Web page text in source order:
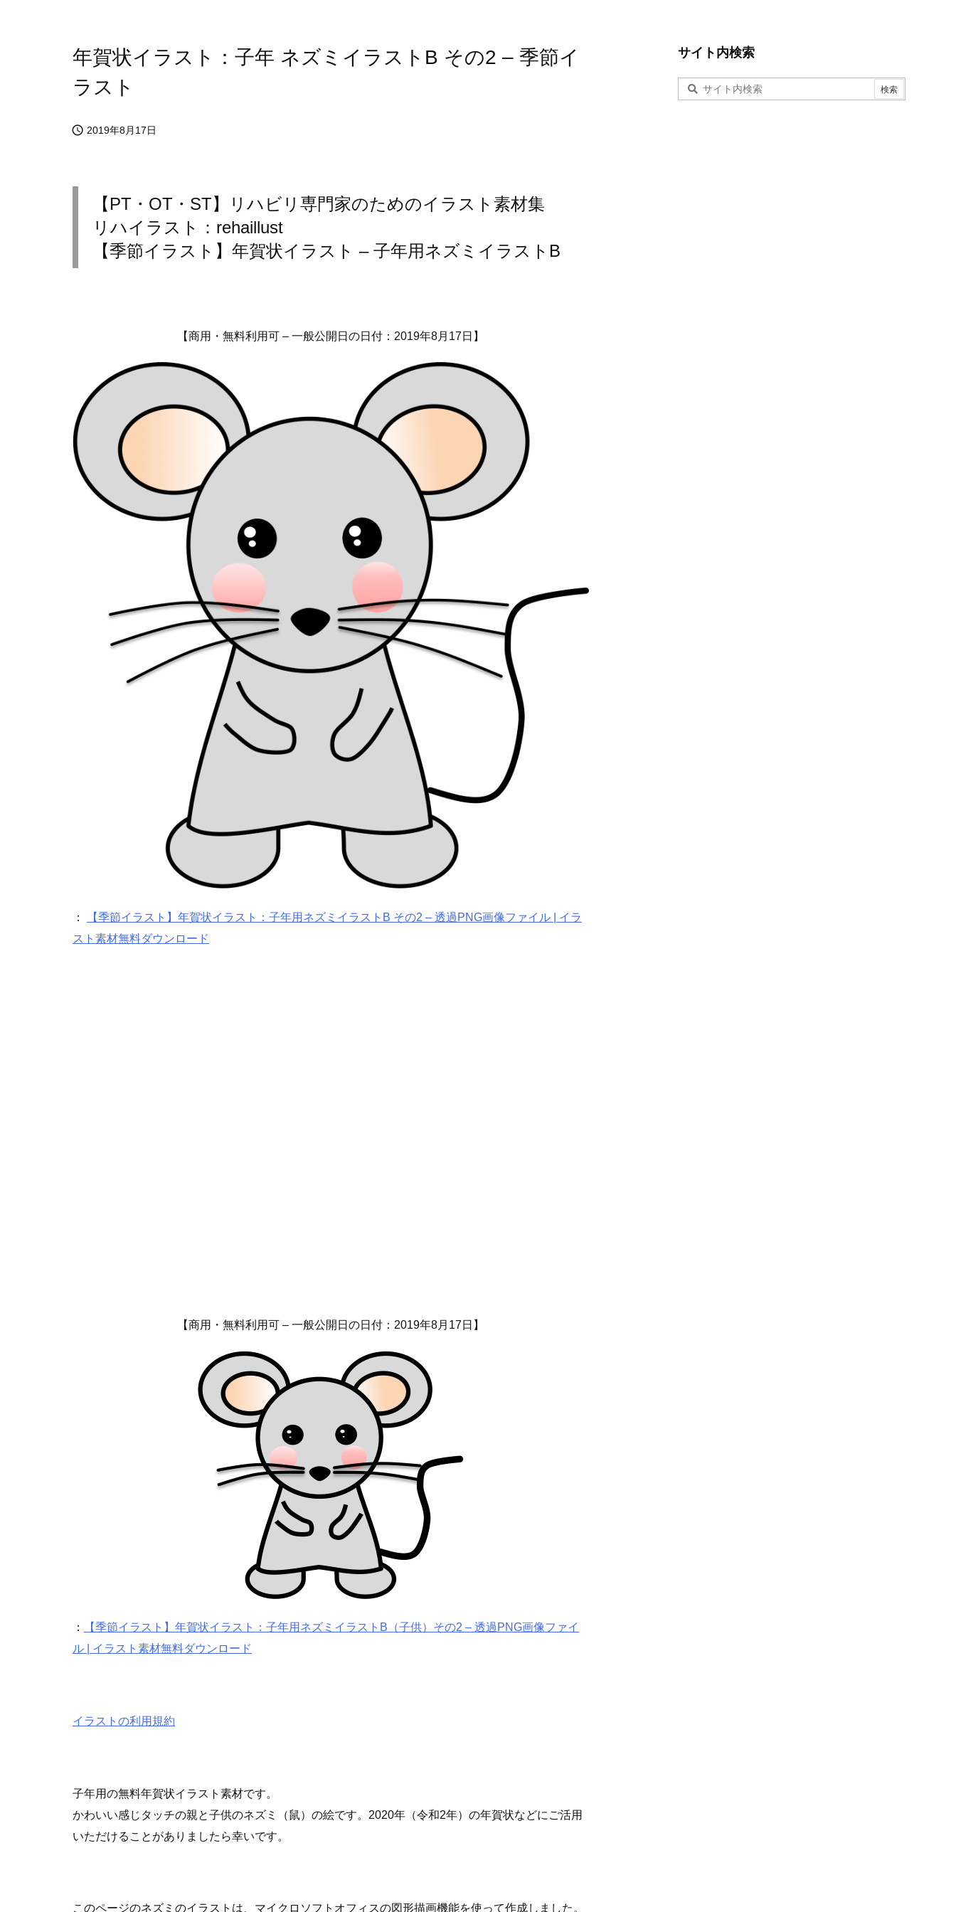
年賀状イラスト：子年 ネズミイラストB その2 – 季節イ
ラスト
 2019年8月17日
【PT・OT・ST】リハビリ専門家のためのイラスト素材集
リハイラスト：rehaillust
【季節イラスト】年賀状イラスト – 子年用ネズミイラストB
【商用・無料利用可 – 一般公開日の日付：2019年8月17日】
：
【季節イラスト】年賀状イラスト：子年用ネズミイラストB その2 – 透過PNG画像ファイル | イラ
スト素材無料ダウンロード
【商用・無料利用可 – 一般公開日の日付：2019年8月17日】
：
【季節イラスト】年賀状イラスト：子年用ネズミイラストB（子供）その2 – 透過PNG画像ファイ
ル | イラスト素材無料ダウンロード
イラストの利用規約
子年用の無料年賀状イラスト素材です。
かわいい感じタッチの親と子供のネズミ（鼠）の絵です。2020年（令和2年）の年賀状などにご活用
いただけることがありましたら幸いです。
このページのネズミのイラストは、マイクロソフトオフィスの図形描画機能を使って作成しました。
サイト内検索